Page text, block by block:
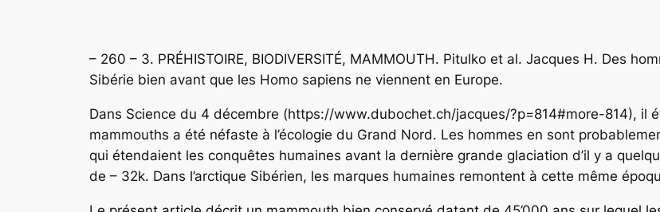
– 260 – 3. PRÉHISTOIRE, BIODIVERSITÉ, MAMMOUTH. Pitulko et al. Jacques H. Des
Sibérie bien avant que les Homo sapiens ne viennent en Europe.
Dans Science du 4 décembre (https://www.dubochet.ch/jacques/?p=814#more-814), il
mammouths a été néfaste à l’écologie du Grand Nord. Les hommes en sont
qui étendaient les conquêtes humaines avant la dernière grande glaciation d’il y a
de – 32k. Dans l’arctique Sibérien, les marques humaines remontent à cette même